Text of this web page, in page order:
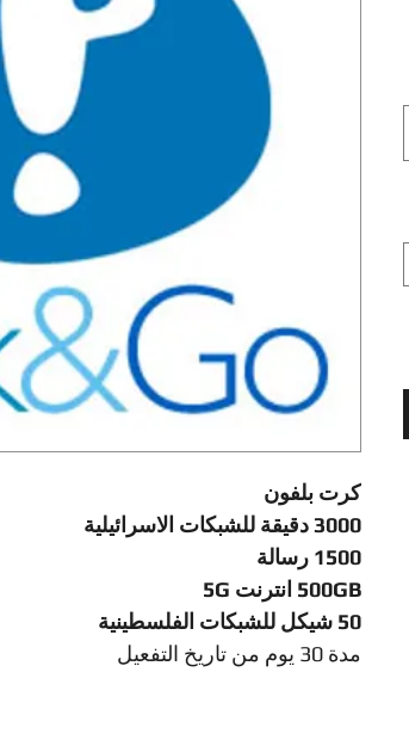
كرت بلفون
3000 دقيقة للشبكات الاسرائيلية
1500 رسالة
500GB انترنت 5G
50 شيكل للشبكات الفلسطينية
مدة 30 يوم من تاريخ التفعيل